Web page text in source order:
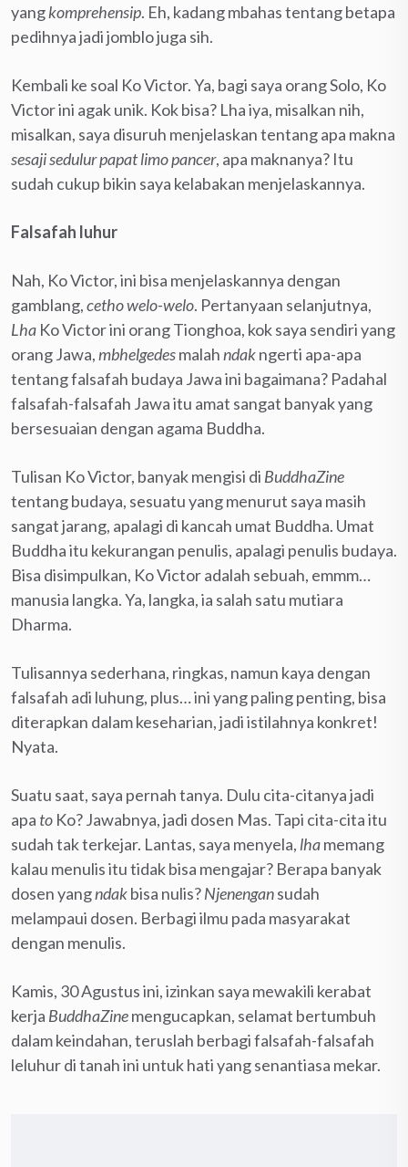
yangkomprehensip. Eh, kadang mbahas tentang betapa
pedihnya jadi jomblo juga sih.
Kembali ke soal Ko Victor. Ya, bagi saya orang Solo, Ko
Victor ini agak unik. Kok bisa? Lha iya, misalkan nih,
misalkan, saya disuruh menjelaskan tentang apa makna
sesaji sedulur papat limo pancer, apa maknanya? Itu
sudah cukup bikin saya kelabakan menjelaskannya.
Falsafah luhur
Nah, Ko Victor, ini bisa menjelaskannya dengan
gamblang,cetho welo-welo. Pertanyaan selanjutnya,
Lha Ko Victor ini orang Tionghoa, kok saya sendiri yang
orang Jawa,mbhelgedesmalahndakngerti apa-apa
tentang falsafah budaya Jawa ini bagaimana? Padahal
falsafah-falsafah Jawa itu amat sangat banyak yang
bersesuaian dengan agama Buddha.
Tulisan Ko Victor, banyak mengisi di BuddhaZine
tentang budaya, sesuatu yang menurut saya masih
sangat jarang, apalagi di kancah umat Buddha. Umat
Buddha itu kekurangan penulis, apalagi penulis budaya.
Bisa disimpulkan, Ko Victor adalah sebuah, emmm…
manusia langka. Ya, langka, ia salah satu mutiara
Dharma.
Tulisannya sederhana, ringkas, namun kaya dengan
falsafah adi luhung, plus… ini yang paling penting, bisa
diterapkan dalam keseharian, jadi istilahnya konkret!
Nyata.
Suatu saat, saya pernah tanya. Dulu cita-citanya jadi
apa to Ko? Jawabnya, jadi dosen Mas. Tapi cita-cita itu
sudah tak terkejar. Lantas, saya menyela, lhamemang
kalau menulis itu tidak bisa mengajar? Berapa banyak
dosen yangndakbisa nulis?Njenengansudah
melampaui dosen. Berbagi ilmu pada masyarakat
dengan menulis.
Kamis, 30 Agustus ini, izinkan saya mewakili kerabat
kerja BuddhaZinemengucapkan, selamat bertumbuh
dalam keindahan, teruslah berbagi falsafah-falsafah
leluhur di tanah ini untuk hati yang senantiasa mekar.